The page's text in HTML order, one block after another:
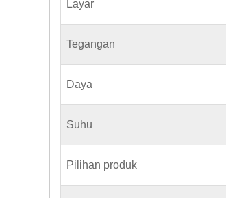
Layar
Tegangan
Daya
Suhu
Pilihan produk